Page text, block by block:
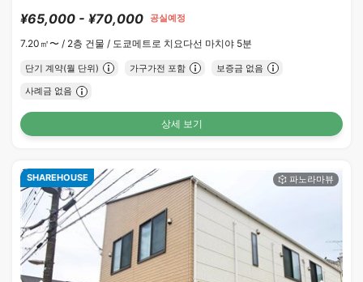
¥65,000 - ¥70,000 공실예정
7.20㎡〜 / 2층 건물 / 도쿄메트로 치요다선 마치야 5분
단기 계약(월 단위) 가구가전 포함 보증금 없음
사례금 없음
상세 보기
SHAREHOUSE